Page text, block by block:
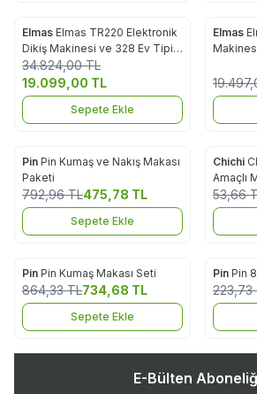
%45
Favorilere Ekle
Elmas Elmas TR220 Elektronik
Dikiş Makinesi ve 328 Ev Tipi 4
İplik Overlok Makinesi
34.824,00TL
19.099,00 TL
Sepete Ekle
%23
Elmas
%40
Favorilere Ekle
Pin Pin Kumaş ve Nakış Makası
Paketi
792,96TL475,78 TL
Sepete Ekle
%40
Chichi
Amaçlı
53,66
%15
Favorilere Ekle
Pin Pin Kumaş Makası Seti
864,33TL734,68 TL
Sepete Ekle
%20
Pin Pin
223,73
E-Bülten